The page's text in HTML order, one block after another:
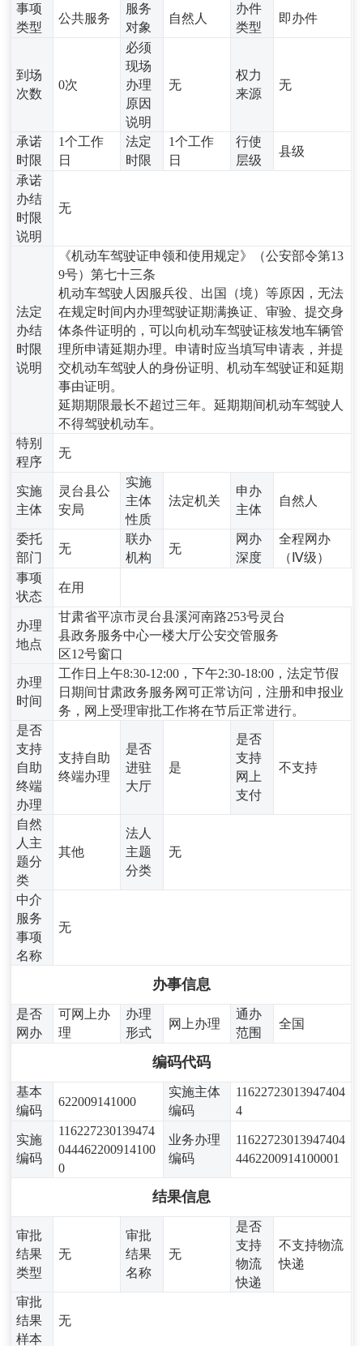
事项
类型
公共服务
服务
对象
自然人
办件
类型
即办件
到场
次数
0次
必须
现场
办理
原因
说明
无
权力
来源
无
承诺
时限
1个工作
日
法定
时限
1个工作
日
行使
层级
县级
承诺
办结
时限
说明
无
法定
办结
时限
说明
《机动车驾驶证申领和使用规定》（公安部令第13
9号）第七十三条
机动车驾驶人因服兵役、出国（境）等原因，无法
在规定时间内办理驾驶证期满换证、审验、提交身
体条件证明的，可以向机动车驾驶证核发地车辆管
理所申请延期办理。申请时应当填写申请表，并提
交机动车驾驶人的身份证明、机动车驾驶证和延期
事由证明。
延期期限最长不超过三年。延期期间机动车驾驶人
不得驾驶机动车。
特别
程序
无
实施
主体
灵台县公
安局
实施
主体
性质
法定机关
申办
主体
自然人
委托
部门
无
联办
机构
无
网办
深度
全程网办
（Ⅳ级）
事项
状态
在用
办理
地点
甘肃省平凉市灵台县溪河南路253号灵台
县政务服务中心一楼大厅公安交管服务
区12号窗口
办理
时间
工作日上午8:30-12:00，下午2:30-18:00，法定节假
日期间甘肃政务服务网可正常访问，注册和申报业
务，网上受理审批工作将在节后正常进行。
是否
支持
自助
终端
办理
支持自助
终端办理
是否
进驻
大厅
是
是否
支持
网上
支付
不支持
自然
人主
题分
类
其他
法人
主题
分类
无
中介
服务
事项
名称
无
办事信息
是否
网办
可网上办
理
办理
形式
网上办理
通办
范围
全国
编码代码
基本
编码
622009141000
实施主体
编码
11622723013947404
4
实施
编码
116227230139474
044462200914100
0
业务办理
编码
11622723013947404
4462200914100001
结果信息
审批
结果
类型
无
审批
结果
名称
无
是否
支持
物流
快递
不支持物流
快递
审批
结果
样本
无